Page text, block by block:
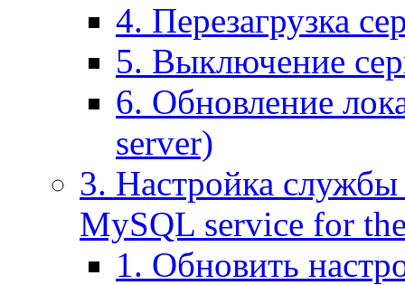
4. Перезагрузка
5. Выключение
6. Обновление
server)
3. Настройка
MySQL service for
1. Обновить